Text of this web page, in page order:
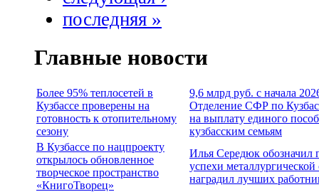
последняя »
Главные новости
Более 95% теплосетей в
Кузбассе проверены на
готовность к отопительному
сезону
9,6 млрд руб. с начала
Отделение СФР по
на выплату единого
кузбасским семьям
В Кузбассе по нацпроекту
открылось обновленное
творческое пространство
«КнигоТворец»
Илья Середюк обозначил
успехи металлургической
наградил лучших